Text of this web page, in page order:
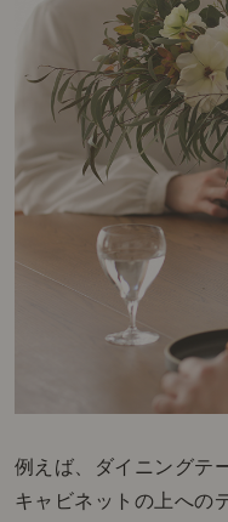
例えば、ダイニングテ
キャビネットの上への